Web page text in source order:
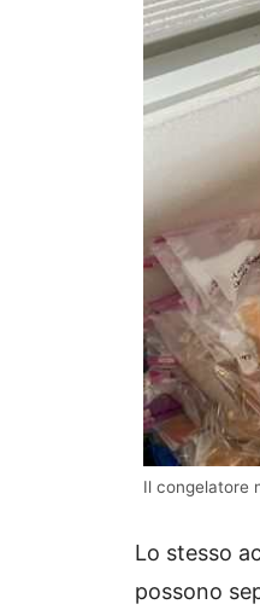
Il congelatore
Lo stesso
possono